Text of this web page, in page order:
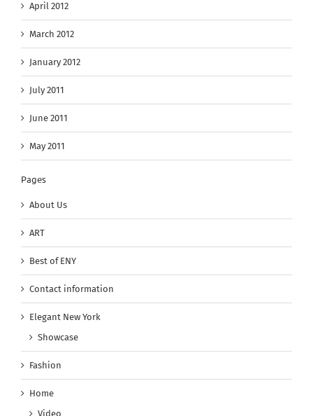
April 2012
March 2012
January 2012
July 2011
June 2011
May 2011
Pages
About Us
ART
Best of ENY
Contact information
Elegant New York
Showcase
Fashion
Home
Video